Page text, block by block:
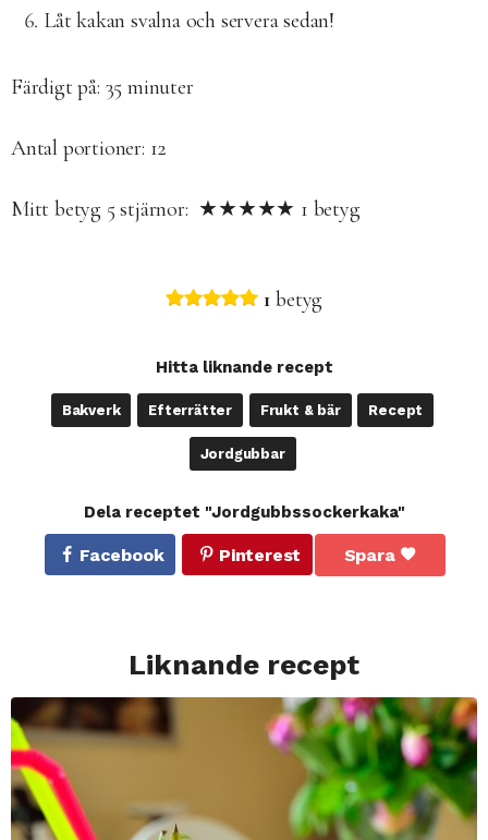
Låt kakan svalna och servera sedan!
Färdigt på: 35 minuter
Antal portioner: 12
Mitt betyg 5stjärnor: ★★★★★ 1 betyg
1 betyg
Hitta liknande recept
Bakverk Efterrätter Frukt & bär Recept
Jordgubbar
Dela receptet "Jordgubbssockerkaka"
Facebook Pinterest Spara
Liknande recept